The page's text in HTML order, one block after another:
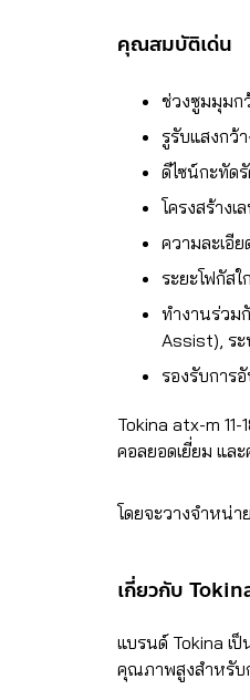
คุณสมบัติเด่น
ช่วงซูมมุมก
รูรับแสงกว้
ดีไซน์กะทัด
โครงสร้าง
ความละเอี
ระยะโฟกัส
ทำงานร่วม
Assist), ระ
รองรับการ
Tokina atx-m
คอลยอดเยี่ยม แล
โดยจะวางจำหน่า
เกี่ยวกับ
แบรนด์ Tokina เ
คุณภาพสูงสำหรับ